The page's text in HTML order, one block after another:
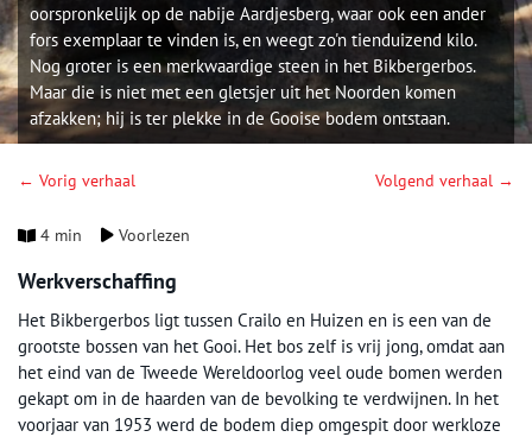
oorspronkelijk op de nabije Aardjesberg, waar ook een ander
fors exemplaar te vinden is, en weegt zo'n tienduizend kilo.
Nog groter is een merkwaardige steen in het Bikbergerbos.
Maar die is niet met een gletsjer uit het Noorden komen
afzakken; hij is ter plekke in de Gooise bodem ontstaan.
← Vorig verhaal Volgend verhaal →
4 min Voorlezen
Werkverschaffing
Het Bikbergerbos ligt tussen Crailo en Huizen en is een van de
grootste bossen van het Gooi. Het bos zelf is vrij jong, omdat aan
het eind van de Tweede Wereldoorlog veel oude bomen werden
gekapt om in de haarden van de bevolking te verdwijnen. In het
voorjaar van 1953 werd de bodem diep omgespit door werkloze